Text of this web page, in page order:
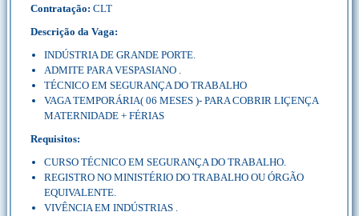
Contratação: CLT
Descrição da Vaga:
INDÚSTRIA DE GRANDE PORTE.
ADMITE PARA VESPASIANO .
TÉCNICO EM SEGURANÇA DO TRABALHO
VAGA TEMPORÁRIA( 06 MESES )- PARA COBRIR LIÇENÇA
MATERNIDADE + FÉRIAS
Requisitos:
CURSO TÉCNICO EM SEGURANÇA DO TRABALHO.
REGISTRO NO MINISTÉRIO DO TRABALHO OU ÓRGÃO
EQUIVALENTE.
VIVÊNCIA EM INDÚSTRIAS .